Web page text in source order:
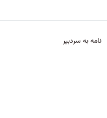
نامه به سردبیر